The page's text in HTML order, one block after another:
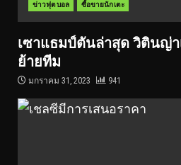
ข่าวฟุตบอล ซื้อขายนักเตะ
เซาแธมป์ตันล่าสุด วิตินญ่
ย้ายทีม
มกราคม 31, 2023 941